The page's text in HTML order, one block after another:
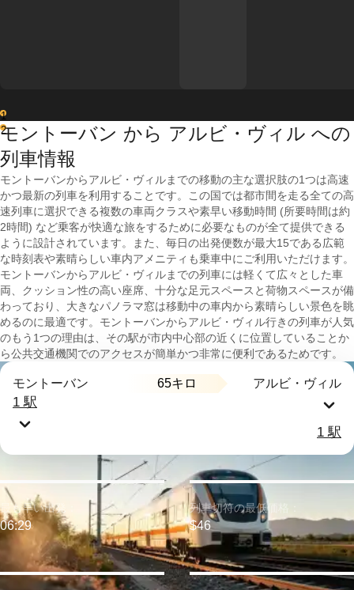
1
2
モントーバン から アルビ・ヴィル への
列車情報
モントーバンからアルビ・ヴィルまでの移動の主な選択肢の1つは高速
かつ最新の列車を利用することです。この国では都市間を走る全ての高
速列車に選択できる複数の車両クラスや素早い移動時間 (所要時間は約
2時間) など乗客が快適な旅をするために必要なものが全て提供できる
ように設計されています。また、毎日の出発便数が最大15である広範
な時刻表や素晴らしい車内アメニティも乗車中にご利用いただけます。
モントーバンからアルビ・ヴィルまでの列車には軽くて広々とした車
両、クッション性の高い座席、十分な足元スペースと荷物スペースが備
わっており、大きなパノラマ窓は移動中の車内から素晴らしい景色を眺
めるのに最適です。モントーバンからアルビ・ヴィル行きの列車が人気
のもう1つの理由は、その駅が市内中心部の近くに位置していることか
ら公共交通機関でのアクセスが簡単かつ非常に便利であるためです。
モントーバン 65キロ アルビ・ヴィル
1 駅
1 駅
最も早い出発：
06:29
列車切符の最低価格：
$46